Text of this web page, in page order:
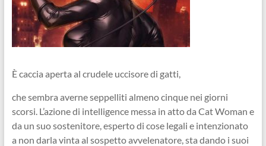
È caccia aperta al crudele uccisore di gatti,
che sembra averne seppelliti almeno cinque nei giorni
scorsi. L’azione di intelligence messa in atto da Cat Woman e
da un suo sostenitore, esperto di cose legali e intenzionato
a non darla vinta al sospetto avvelenatore, sta dando i suoi